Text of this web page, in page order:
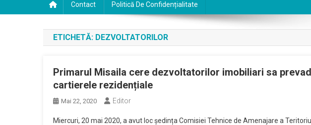
Contact Politică De Confidențialitate
ETICHETĂ: DEZVOLTATORILOR
Primarul Misaila cere dezvoltatorilor imobiliari sa
cartierele rezidențiale
Mai 22, 2020 Editor
Miercuri, 20 mai 2020, a avut loc ședința Comisiei Tehnice de Amenajare a